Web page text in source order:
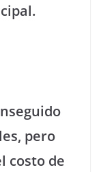
pero
costo de